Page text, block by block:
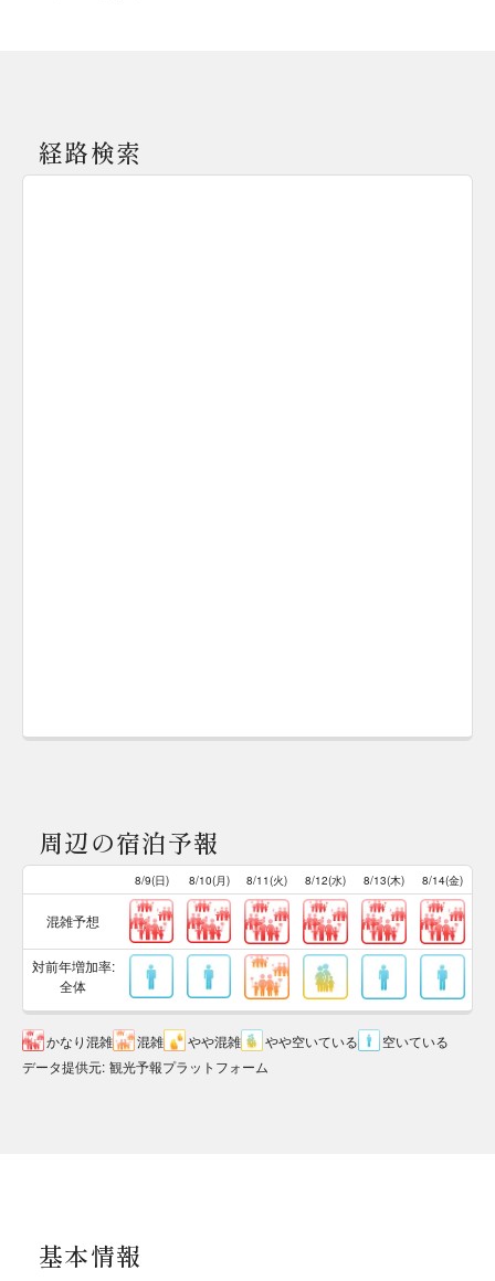
経路検索
周辺の宿泊予報
8/9(日) 8/10(月) 8/11(火) 8/12(水) 8/13(木) 8/14(金)
混雑予想
対前年増加率:
全体
かなり混雑 混雑 やや混雑 やや空いている
空いている
データ提供元: 観光予報プラットフォーム
基本情報